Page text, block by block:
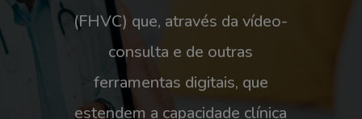
(FHVC) que, através da vídeo-
consulta e de outras
ferramentas digitais, que
estendem a capacidade clínica